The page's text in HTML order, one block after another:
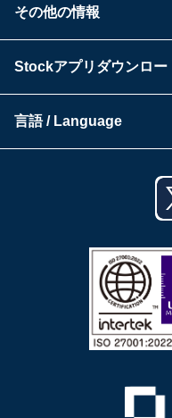
セキュリティ
資料ダウンロード
よくある質問
その他の情報
Stock公式ブログ
プライバシーポリシー
Stockアプリダウンロー
iPhoneアプリ
Androidタブレットアプリ
言語 / Language